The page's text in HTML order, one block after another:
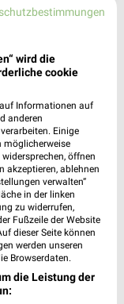
03.08.
wird die
cookie
Informationen auf
anderen
Einige
möglicherweise
öffnen
akzeptieren, ablehnen
verwalten“
in der linken
zu widerrufen,
Fußzeile der Website
dieser Seite können
werden unseren
Browserdaten.
die Leistung der